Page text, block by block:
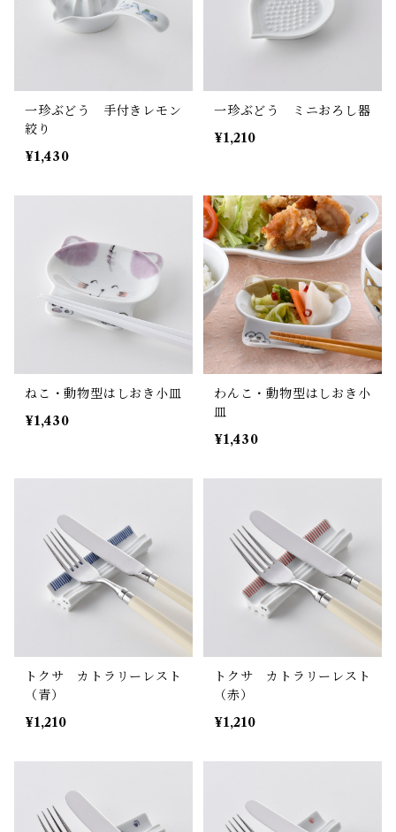
一珍ぶどう 手付きレモン
絞り
¥1,430
一珍ぶどう ミニおろし器
¥1,210
ねこ・動物型はしおき小皿
¥1,430
わんこ・動物型はしおき小
皿
¥1,430
トクサ カトラリーレスト
（青）
¥1,210
トクサ カトラリーレスト
（赤）
¥1,210